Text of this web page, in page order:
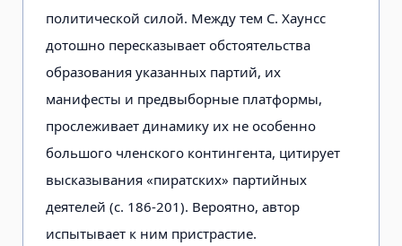
политической силой. Между тем С. Хаунсс
дотошно пересказывает обстоятельства
образования указанных партий, их
манифесты и предвыборные платформы,
прослеживает динамику их не особенно
большого членского контингента, цитирует
высказывания «пиратских» партийных
деятелей (с. 186-201). Вероятно, автор
испытывает к ним пристрастие.